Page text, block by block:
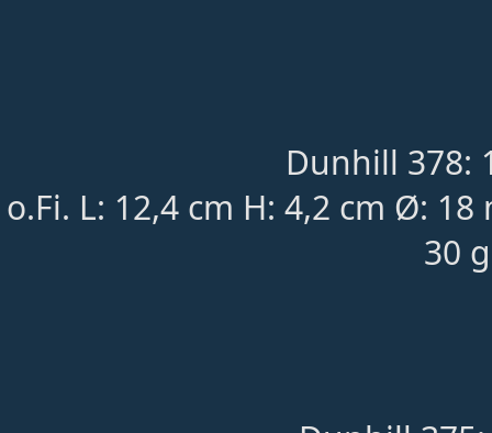
Dunhill 378:
o.Fi. L: 12,4 cm H: 4,2 cm Ø:
30